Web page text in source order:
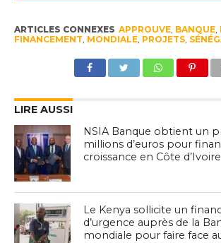
ARTICLES CONNEXES APPROUVE, BANQUE,
FINANCEMENT MONDIALE, PROJETS,
LIRE AUSSI
NSIA Banque obtient un
millions d’euros pour
croissance en Côte d’Ivoire
Le Kenya sollicite un
d’urgence auprès de la
mondiale pour faire face